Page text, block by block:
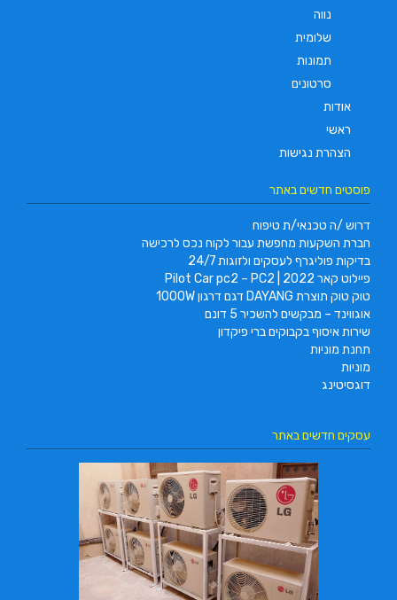
נווה
שלומית
תמונות
סרטונים
אודות
ראשי
הצהרת נגישות
פוסטים חדשים באתר
דרוש /ה טכנאי/ת טיפוח
חברת השקעות מחפשת עבור לקוח נכס לרכישה
בדיקות פוליגרף לעסקים ולזוגות 24/7
פיילוט קאר 2022 | Pilot Car pc2 – PC2
טוק טוק תוצרת DAYANG דגם דרגון 1000W
אוגווינד – מבקשים להשכיר 5 דונם
שירות איסוף בקבוקים ברי פיקדון
תחנת מוניות
מוניות
דוגסיטינג
עסקים חדשים באתר